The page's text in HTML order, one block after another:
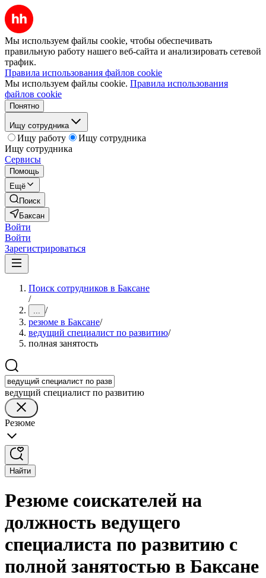
Мы используем файлы cookie, чтобы обеспечивать
правильную работу нашего веб-сайта и анализировать сетевой
трафик.
Правила использования файлов cookie
Мы используем файлы cookie. Правила использования
файлов cookie
Понятно
Ищу сотрудника
Ищу работу
Ищу сотрудника
Ищу сотрудника
Сервисы
Помощь
Ещё
Поиск
Баксан
Войти
Войти
Зарегистрироваться
Поиск сотрудников в Баксане
/
... /
резюме в Баксане/
ведущий специалист по развитию/
полная занятость
ведущий специалист по развитию
Резюме
Найти
Резюме соискателей на
должность ведущего
специалиста по развитию с
полной занятостью в Баксане